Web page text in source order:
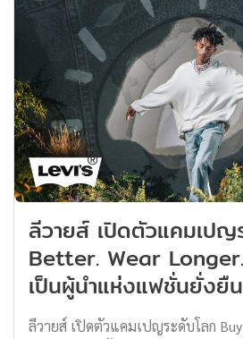
การ์ตูนญี่ปุ่นที่โด่งดังมาก ๆ เมื่อ 20 ปี
เพลงก็รู้แล้วว่าคือเรื่องนี้ ซึ่งความจริ
เพียงการ์ตูนญี่ปุ่นเท่านั้น แต่ยังมีอยู่
ด้วย ซึ่งเรื่องราวในการ์ตูนเป็นเรื่อง
ลูกชายของจักรพรรดิ์ที่ต้องแยกจากแ
โคคุจิ โดยเรียนรู้วัฒนธรรม ภาษา เขี
วรรณกรรมด้วย เชื่อว่าภาพจำของทุ
เรื่องนี้ก็คงเป็นตอนที่อิคคิวใช้หมอง นั่
เพลิน ๆ แล้วยังได้ข้อคิดที่ดีอีกด้วย ก
ฮาโตริ เป็นการ์ตูนญี่ปุ่นที่เขียนโดย
ที่เขียนโดราเอมอน ได้แรงบันดาลใจ
โตริ ซึ่งเป็นตระกูลของนินจาของญี่ปุ่น
วะ เรื่องราวในการ์ตูนเกี่ยวกับมิตซึบ
วัย 11 ปี มีนิสัยทั้งดื้อรั้น เกียจคร้าน แ
ลีวายส์ เปิดตัวแคมเปญ
Better. Wear
เป็นผู้นำแห่งแฟชั่นยั่งยื
ลีวายส์ เปิดตัวแคมเปญระดับโลก